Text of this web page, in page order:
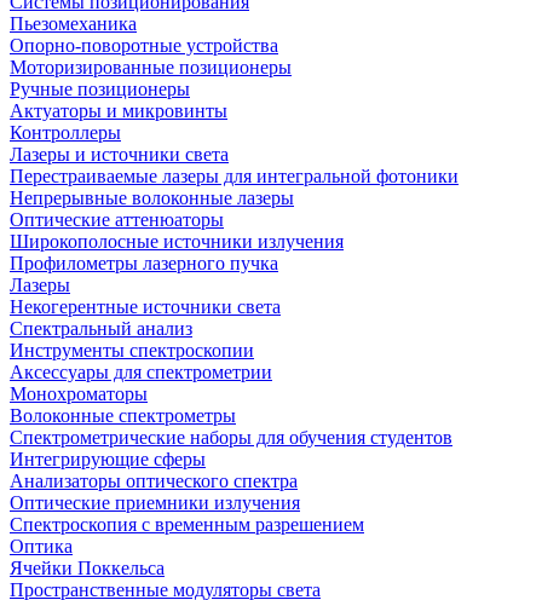
Пьезомеханика
Опорно-поворотные устройства
Моторизированные позиционеры
Ручные позиционеры
Актуаторы и микровинты
Контроллеры
Лазеры и источники света
Перестраиваемые лазеры для интегральной фотоники
Непрерывные волоконные лазеры
Оптические аттенюаторы
Широкополосные источники излучения
Профилометры лазерного пучка
Лазеры
Некогерентные источники света
Спектральный анализ
Инструменты спектроскопии
Аксессуары для спектрометрии
Монохроматоры
Волоконные спектрометры
Спектрометрические наборы для обучения студентов
Интегрирующие сферы
Анализаторы оптического спектра
Оптические приемники излучения
Спектроскопия с временным разрешением
Оптика
Ячейки Поккельса
Пространственные модуляторы света